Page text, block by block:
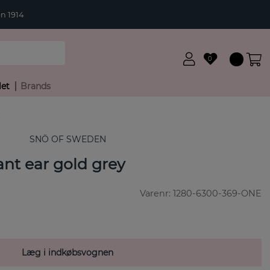
1914
0
Brands
SNÖ OF SWEDEN
ear gold grey
Varenr: 1280-6300-369-ONE
Læg i indkøbsvognen